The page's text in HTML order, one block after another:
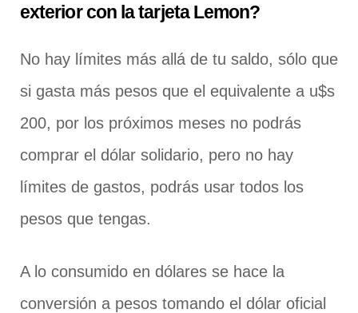
exterior con la tarjeta Lemon?
No hay límites más allá de tu saldo, sólo que
si gasta más pesos que el equivalente a u$s
200, por los próximos meses no podrás
comprar el dólar solidario, pero no hay
límites de gastos, podrás usar todos los
pesos que tengas.
A lo consumido en dólares se hace la
conversión a pesos tomando el dólar oficial